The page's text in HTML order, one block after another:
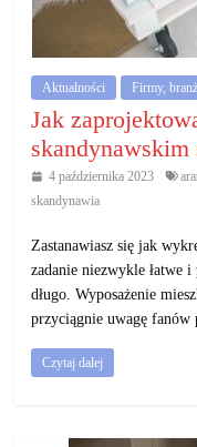
Porady
biznesowe
Aktualności Firmy,
Jak
skandynawskim
4 października 2023
skandynawia
Zastanawiasz się jak
zadanie niezwykle łatwe
długo. Wyposażenie
przyciągnie uwagę
Czytaj dalej